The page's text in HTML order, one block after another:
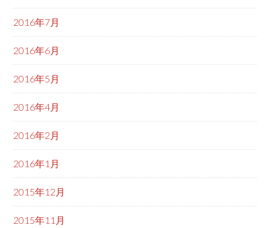
2016年7月
2016年6月
2016年5月
2016年4月
2016年2月
2016年1月
2015年12月
2015年11月